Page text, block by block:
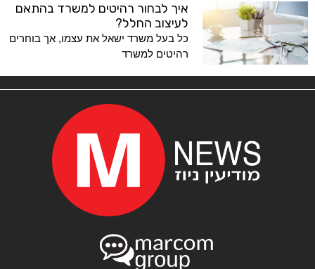
איך לבחור רהיטים למשרד בהתאם
לעיצוב החלל?
כל בעל משרד ישאל את עצמו, אך בוחרים
רהיטים למשרד